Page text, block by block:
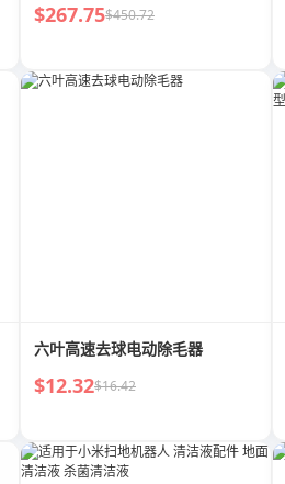
$267.75$450.72
六叶高速去球电动除毛器
$12.32$16.42